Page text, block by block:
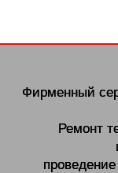
Фирменный
Ремонт